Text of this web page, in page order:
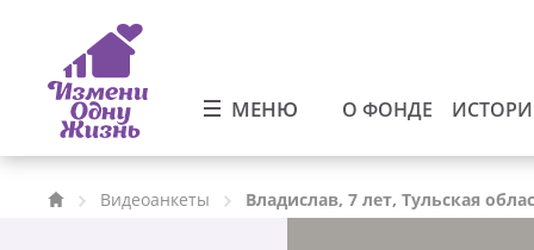
МЕНЮ О ФОНДЕ
Видеоанкеты Владислав, 7 лет, Тульская